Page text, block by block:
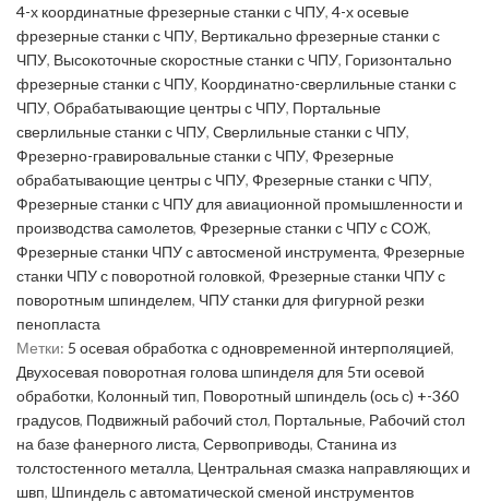
4-х координатные фрезерные станки с ЧПУ, 4-х осевые
фрезерные станки с ЧПУ, Вертикально фрезерные станки с
ЧПУ, Высокоточные скоростные станки с ЧПУ, Горизонтально
фрезерные станки с ЧПУ, Координатно-сверлильные станки с
ЧПУ, Обрабатывающие центры с ЧПУ, Портальные
сверлильные станки с ЧПУ, Сверлильные станки с ЧПУ,
Фрезерно-гравировальные станки с ЧПУ, Фрезерные
обрабатывающие центры с ЧПУ, Фрезерные станки с ЧПУ,
Фрезерные станки с ЧПУ для авиационной промышленности и
производства самолетов, Фрезерные станки с ЧПУ с СОЖ,
Фрезерные станки ЧПУ с автосменой инструмента, Фрезерные
станки ЧПУ с поворотной головкой, Фрезерные станки ЧПУ с
поворотным шпинделем, ЧПУ станки для фигурной резки
пенопласта
Метки: 5 осевая обработка с одновременной интерполяцией,
Двухосевая поворотная голова шпинделя для 5ти осевой
обработки, Колонный тип, Поворотный шпиндель (ось с) +-360
градусов, Подвижный рабочий стол, Портальные, Рабочий стол
на базе фанерного листа, Сервоприводы, Станина из
толстостенного металла, Центральная смазка направляющих и
швп, Шпиндель с автоматической сменой инструментов